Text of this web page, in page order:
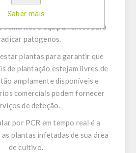
à presença de patogénios
de estacas vegetativas,
sementes e equipamentos para
patógenos.
plantas para garantir que
de plantação estejam livres de
amplamente disponíveis e
comerciais podem fornecer
de deteção.
por PCR em tempo real é a
plantas infetadas de sua área
de cultivo.
Saber mais